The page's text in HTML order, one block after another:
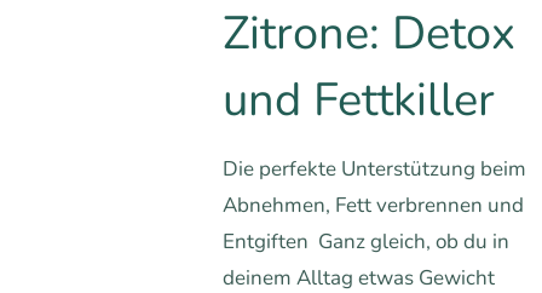
Zitrone: Detox
und Fettkiller
Die perfekte Unterstützung beim
Abnehmen, Fett verbrennen und
Entgiften Ganz gleich, ob du in
deinem Alltag etwas Gewicht